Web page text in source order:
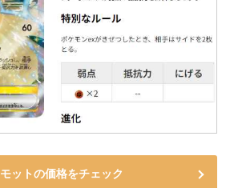
ットの価格をチェック